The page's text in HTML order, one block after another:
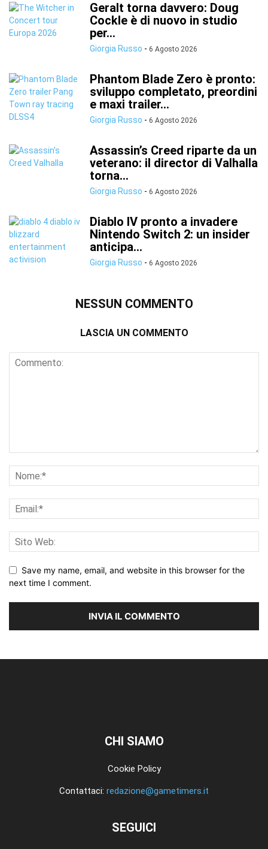
Geralt torna davvero: Doug
Cockle è di nuovo in studio
per...
Giorgia Russo - 6 Agosto 2026
Phantom Blade Zero è pronto:
sviluppo completato, preordini
e maxi trailer...
Giorgia Russo - 6 Agosto 2026
Assassin’s Creed riparte da un
veterano: il director di Valhalla
torna...
Giorgia Russo - 6 Agosto 2026
Diablo IV pronto a invadere
Nintendo Switch 2: un insider
anticipa...
Giorgia Russo - 6 Agosto 2026
NESSUN COMMENTO
LASCIA UN COMMENTO
Save my name, email, and website in this browser for the
next time I comment.
CHI SIAMO
Cookie Policy
Contattaci: redazione@gametimers.it
SEGUICI